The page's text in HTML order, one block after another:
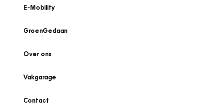
E-Mobility
GroenGedaan
Over ons
Vakgarage
Contact